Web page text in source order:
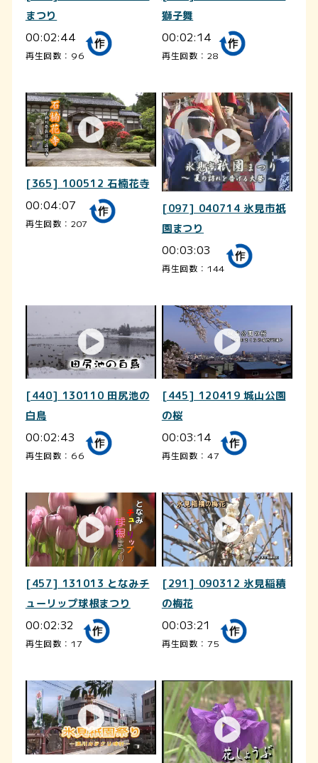
まつり
00:02:44
再生回数：96
獅子舞
00:02:14
再生回数：28
[365] 100512 石楠花寺
00:04:07
再生回数：207
[097] 040714 氷見市祇
園まつり
00:03:03
再生回数：144
[440] 130110 田尻池の
白鳥
00:02:43
再生回数：66
[445] 120419 城山公園
の桜
00:03:14
再生回数：47
[457] 131013 となみチ
ューリップ球根まつり
00:02:32
再生回数：17
[291] 090312 氷見稲積
の梅花
00:03:21
再生回数：75